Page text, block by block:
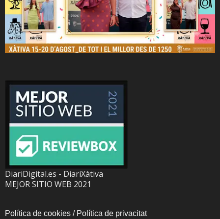
DiariDigital.es - DiariXàtiva
MEJOR SITIO WEB 2021
Política de cookies / Política de privacitat